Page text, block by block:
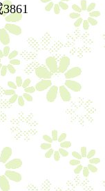
3861